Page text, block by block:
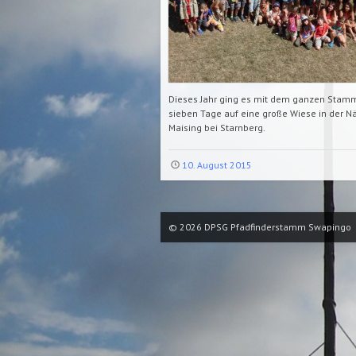
Dieses Jahr ging es mit dem ganzen
sieben Tage auf eine große Wiese in der
Maising bei Starnberg.
10. August 2015
© 2026 DPSG Pfadfinderstamm Swapingo